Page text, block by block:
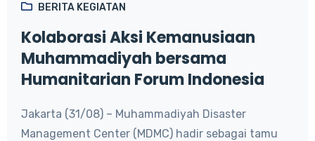
BERITA KEGIATAN
Kolaborasi Aksi Kemanusiaan
Muhammadiyah bersama
Humanitarian Forum Indonesia
Jakarta (31/08) – Muhammadiyah Disaster
Management Center (MDMC) hadir sebagai tamu